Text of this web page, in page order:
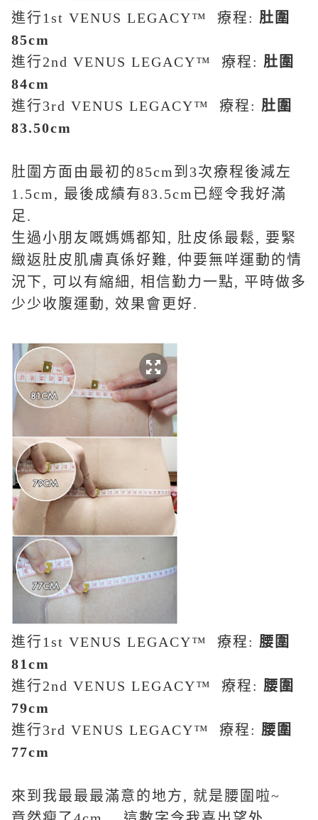
進行1st VENUS LEGACY™ 療程: 肚圍
85cm
進行2nd VENUS LEGACY™ 療程: 肚圍
84cm
進行3rd VENUS LEGACY™ 療程: 肚圍
83.50cm
肚圍方面由最初的85cm 到 3次療程後減左
1.5cm, 最後成績有83.5cm 已經令我好滿
足 .
生過小朋友嘅媽媽都知 , 肚皮係最鬆, 要緊
緻返肚皮肌膚真係好難, 仲要無咩運動的情
況下, 可以有縮細 , 相信勤力一點, 平時做多
少少收腹運動, 效果會更好.
進行1st VENUS LEGACY™ 療程: 腰圍
81cm
進行2nd VENUS LEGACY™ 療程: 腰圍
79cm
進行3rd VENUS LEGACY™ 療程: 腰圍
77cm
來到我最最最滿意的地方, 就是腰圍啦~